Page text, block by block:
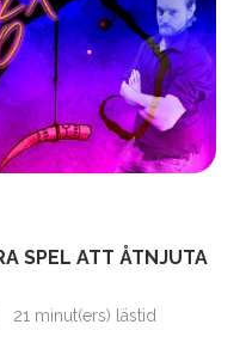
SPEL ATT ÅTNJUTA
21 minut(ers) lästid